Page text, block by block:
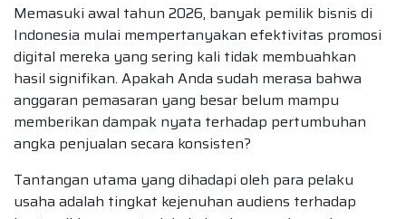
Memasuki awal tahun 2026, banyak pemilik bisnis di
Indonesia mulai mempertanyakan efektivitas promosi
digital mereka yang sering kali tidak membuahkan
hasil signifikan. Apakah Anda sudah merasa bahwa
anggaran pemasaran yang besar belum mampu
memberikan dampak nyata terhadap pertumbuhan
angka penjualan secara konsisten?
Tantangan utama yang dihadapi oleh para pelaku
usaha adalah tingkat kejenuhan audiens terhadap